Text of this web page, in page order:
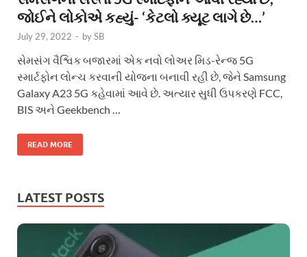
જોઈને લોકોએ કહ્યું- ‘કેટલો ક્યૂટ લાગે છે…’
July 29, 2022 - bySB
સેમસંગ વૈશ્વિક બજારમાં એક નવો લોઅર મિડ-રેન્જ 5G
સ્માર્ટફોન લોન્ચ કરવાની યોજના બનાવી રહી છે, જેને Samsung
Galaxy A23 5G કહેવામાં આવે છે. અત્યાર સુધી ઉપકરણે FCC,
BIS અને Geekbench …
READ MORE
LATEST POSTS